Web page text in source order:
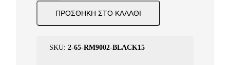
ΠΡΟΣΘΉΚΗ ΣΤΟ ΚΑΛΆΘΙ
SKU: 2-65-RM9002-BLACK15